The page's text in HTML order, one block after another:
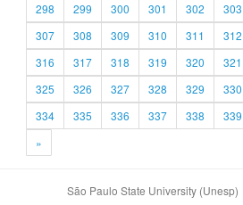
298
299 300 301 302 303
307
308 309 310 311 312
316
317 318 319 320 321
325
326 327 328 329 330
334
335 336 337 338 339
»
São Paulo State University (Unesp)